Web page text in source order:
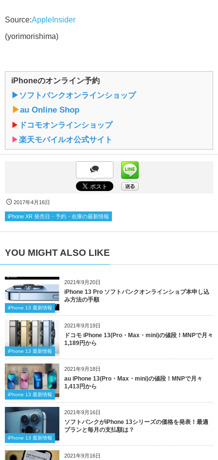
Source:AppleInsider
(yorimorishima)
iPhoneのオンライン予約
▶︎ソフトバンクオンラインショップ
▶︎au Online Shop
▶︎ ドコモオンラインショップ
▶︎楽天モバイルオ公式サイト
2017年4月16日
iPhone XR 発売日・予約・在庫の最新情報
YOU MIGHT ALSO LIKE
2021年9月20日
iPhone 13 最新情報
iPhone 13 Pro ソフトバンクオンラインショプ本申し込
み方法の手順
2021年9月19日
iPhone 13 最新情報
ドコモ iPhone 13(Pro・Max・mini)の値段！MNPで月々
1,189円から
2021年9月18日
iPhone 13 最新情報
au iPhone 13(Pro・Max・mini)の値段！MNPで月々
1,413円から
2021年9月16日
iPhone 13 最新情報
ソフトバンクがiPhone 13シリーズの価格を発表！最適
プランと毎月の支払額は？
2021年9月16日